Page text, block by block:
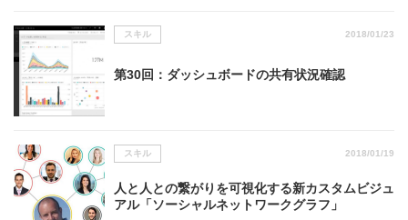
スキル 2018/01/23
第30回：ダッシュボードの共有状況確認
スキル 2018/01/19
人と人との繋がりを可視化する新カスタムビジュ
アル「ソーシャルネットワークグラフ」